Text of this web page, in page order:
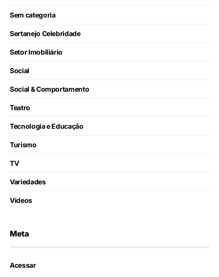
Sem categoria
Sertanejo Celebridade
Setor Imobiliário
Social
Social & Comportamento
Teatro
Tecnologia e Educação
Turismo
TV
Variedades
Vídeos
Meta
Acessar